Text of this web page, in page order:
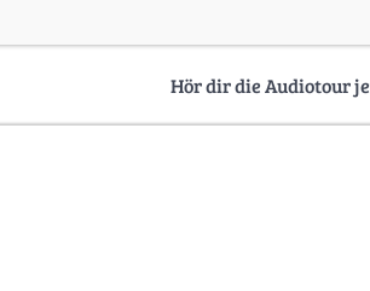
Hör dir die Audiotour